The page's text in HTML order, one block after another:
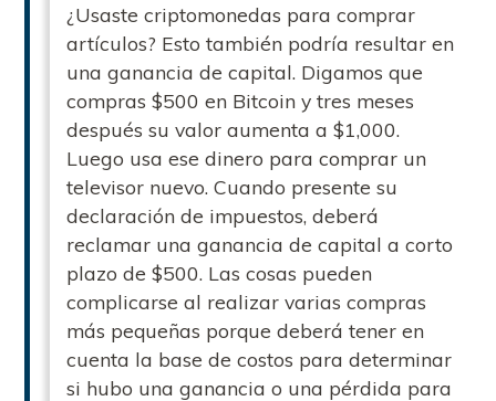
¿Usaste criptomonedas para comprar
artículos? Esto también podría resultar en
una ganancia de capital. Digamos que
compras $500 en Bitcoin y tres meses
después su valor aumenta a $1,000.
Luego usa ese dinero para comprar un
televisor nuevo. Cuando presente su
declaración de impuestos, deberá
reclamar una ganancia de capital a corto
plazo de $500. Las cosas pueden
complicarse al realizar varias compras
más pequeñas porque deberá tener en
cuenta la base de costos para determinar
si hubo una ganancia o una pérdida para